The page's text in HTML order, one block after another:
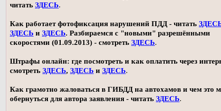
читать ЗДЕСЬ.
Как работает фотофиксация нарушений ПДД - читать
ЗДЕСЬ и ЗДЕСЬ. Разбираемся с "новыми" разрешёнными
скоростями (01.09.2013) - смотреть ЗДЕСЬ.
Штрафы онлайн: где посмотреть и как оплатить через
смотреть ЗДЕСЬ, ЗДЕСЬ и ЗДЕСЬ.
Как грамотно жаловаться в ГИБДД на автохамов и чем это
обернуться для автора заявления - читать ЗДЕСЬ.